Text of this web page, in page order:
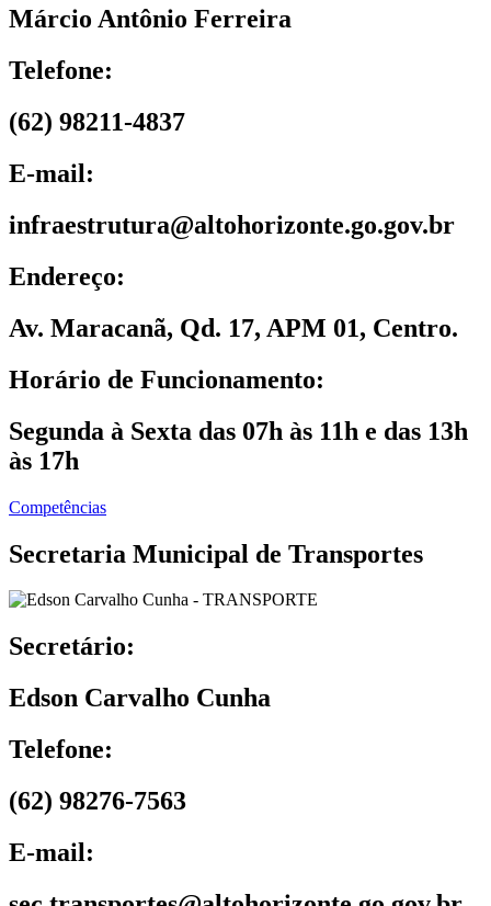
Márcio Antônio Ferreira
Telefone:
(62) 98211-4837
E-mail:
infraestrutura@altohorizonte.go.gov.br
Endereço:
Av. Maracanã, Qd. 17, APM 01, Centro.
Horário de Funcionamento:
Segunda à Sexta das 07h às 11h e das 13h
às 17h
Competências
Secretaria Municipal de Transportes
Secretário:
Edson Carvalho Cunha
Telefone:
(62) 98276-7563
E-mail: